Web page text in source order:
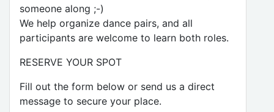
someone along ;-)
We help organize dance pairs, and all
participants are welcome to learn both roles.
RESERVE YOUR SPOT
Fill out the form below or send us a direct
message to secure your place.